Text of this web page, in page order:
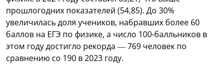
прошлогодних показателей (54,85). До 30%
увеличилась доля учеников, набравших более 60
баллов на ЕГЭ по физике, а число 100-балльников в
этом году достигло рекорда — 769 человек по
сравнению со 190 в 2023 году.